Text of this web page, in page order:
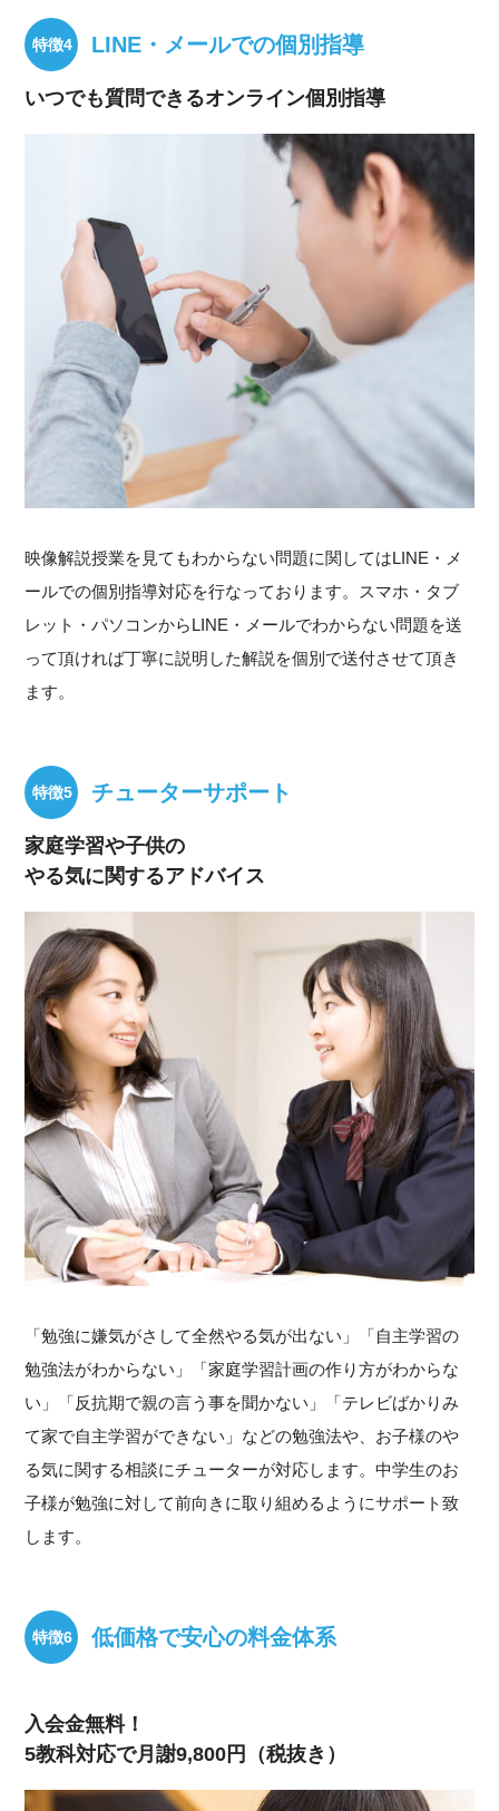
LINE・メールでの個別指導
いつでも質問できるオンライン個別指導
映像解説授業を見てもわからない問題に関してはLINE・メ
ールでの個別指導対応を行なっております。スマホ・タブ
レット・パソコンからLINE・メールでわからない問題を送
って頂ければ丁寧に説明した解説を個別で送付させて頂き
ます。
チューターサポート
家庭学習や子供の
やる気に関するアドバイス
「勉強に嫌気がさして全然やる気が出ない」「自主学習の
勉強法がわからない」「家庭学習計画の作り方がわからな
い」「反抗期で親の言う事を聞かない」「テレビばかりみ
て家で自主学習ができない」などの勉強法や、お子様のや
る気に関する相談にチューターが対応します。中学生のお
子様が勉強に対して前向きに取り組めるようにサポート致
します。
低価格で安心の料金体系
入会金無料！
5教科対応で月謝9,800円（税抜き）